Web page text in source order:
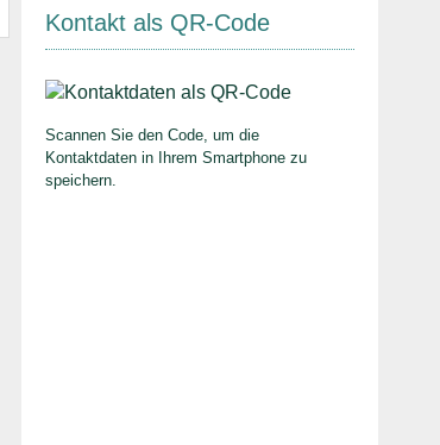
Kontakt als QR-Code
Scannen Sie den Code, um die
Kontaktdaten in Ihrem Smartphone zu
speichern.